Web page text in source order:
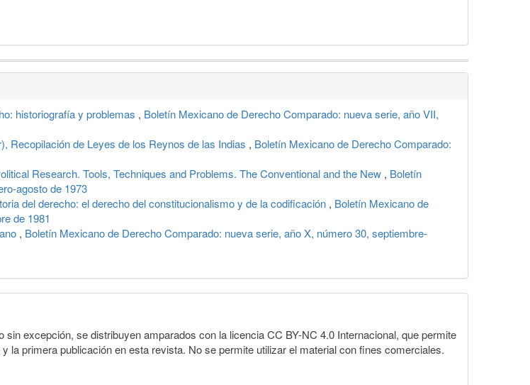
historiografía y problemas , Boletín Mexicano de Derecho Comparado: nueva serie, año VII,
Recopilación de Leyes de los Reynos de las Indias , Boletín Mexicano de Derecho Comparado:
Research. Tools, Techniques and Problems. The Conventional and the New , Boletín
agosto de 1973
del derecho: el derecho del constitucionalismo y de la codificación , Boletín Mexicano de
de 1981
, Boletín Mexicano de Derecho Comparado: nueva serie, año X, número 30, septiembre-
excepción, se distribuyen amparados con la licencia CC BY-NC 4.0 Internacional, que permite
la primera publicación en esta revista. No se permite utilizar el material con fines comerciales.